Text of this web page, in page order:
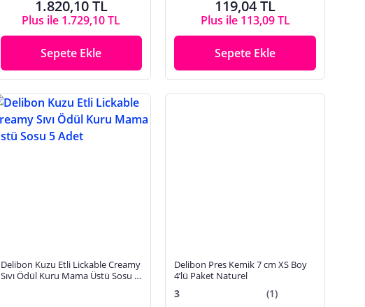
1.820,10 TL
Plus ile 1.729,10 TL
Sepete Ekle
119,04 TL
Plus ile 113,09 TL
Sepete Ekle
Delibon Kuzu Etli Lickable Creamy
Sıvı Ödül Kuru Mama Üstü Sosu 5
Delibon Pres Kemik 7 cm XS Boy
4’lü Paket Naturel
3 (1)